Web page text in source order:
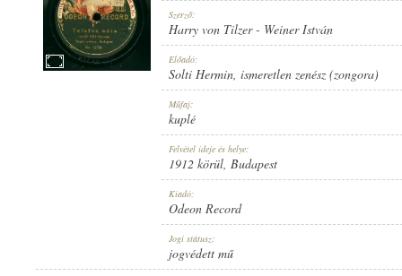
1912 KÖRÜL
Szerző:
Harry von Tilzer- Weiner István
Előadó:
Solti Hermin, ismeretlen zenész (zongora)
Műfaj:
kuplé
Felvétel ideje és helye:
1912 körül, Budapest
Kiadó:
Odeon Record
Jogi státusz:
jogvédett mű